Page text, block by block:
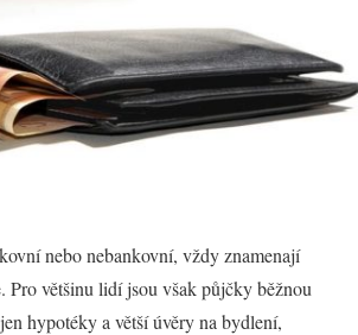
nebo nebankovní, vždy znamenají
Pro většinu lidí jsou však půjčky běžnou
hypotéky a větší úvěry na bydlení,